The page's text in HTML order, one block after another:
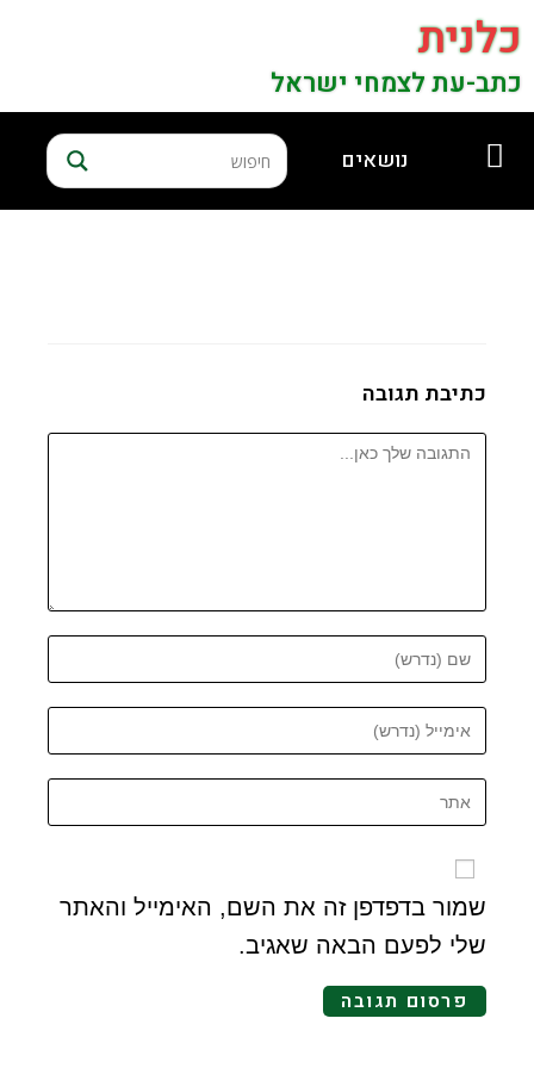
כלנית
כתב-עת לצמחי ישראל
נושאים
כתיבת תגובה
שמור בדפדפן זה את השם, האימייל והאתר
שלי לפעם הבאה שאגיב.